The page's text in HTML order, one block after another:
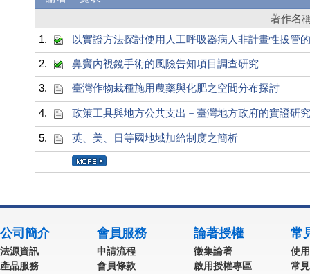
著作名
1.
以實證方法探討使用人工呼吸器病人非計畫性拔管
2. 鼻竇內視鏡手術的風險告知項目調查研究
3. 臺灣作物栽種施用農藥與化肥之空間分布探討
4. 政策工具與地方公共支出－臺灣地方政府的實證研究
5. 英、美、日等國地域加給制度之簡析
公司簡介
法源資訊
產品服務
會員服務
申請流程
會員條款
論著授權
徵集論著
啟用授權專區
常
使
常